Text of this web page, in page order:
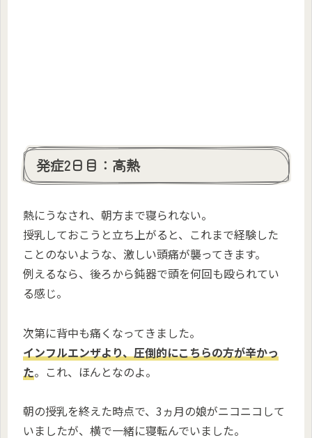
発症2日目：高熱
熱にうなされ、朝方まで寝られない。
授乳しておこうと立ち上がると、これまで経験した
ことのないような、激しい頭痛が襲ってきます。
例えるなら、後ろから鈍器で頭を何回も殴られてい
る感じ。
次第に背中も痛くなってきました。
インフルエンザより、圧倒的にこちらの方が辛かっ
た。これ、ほんとなのよ。
朝の授乳を終えた時点で、3ヵ月の娘がニコニコして
いましたが、横で一緒に寝転んでいました。